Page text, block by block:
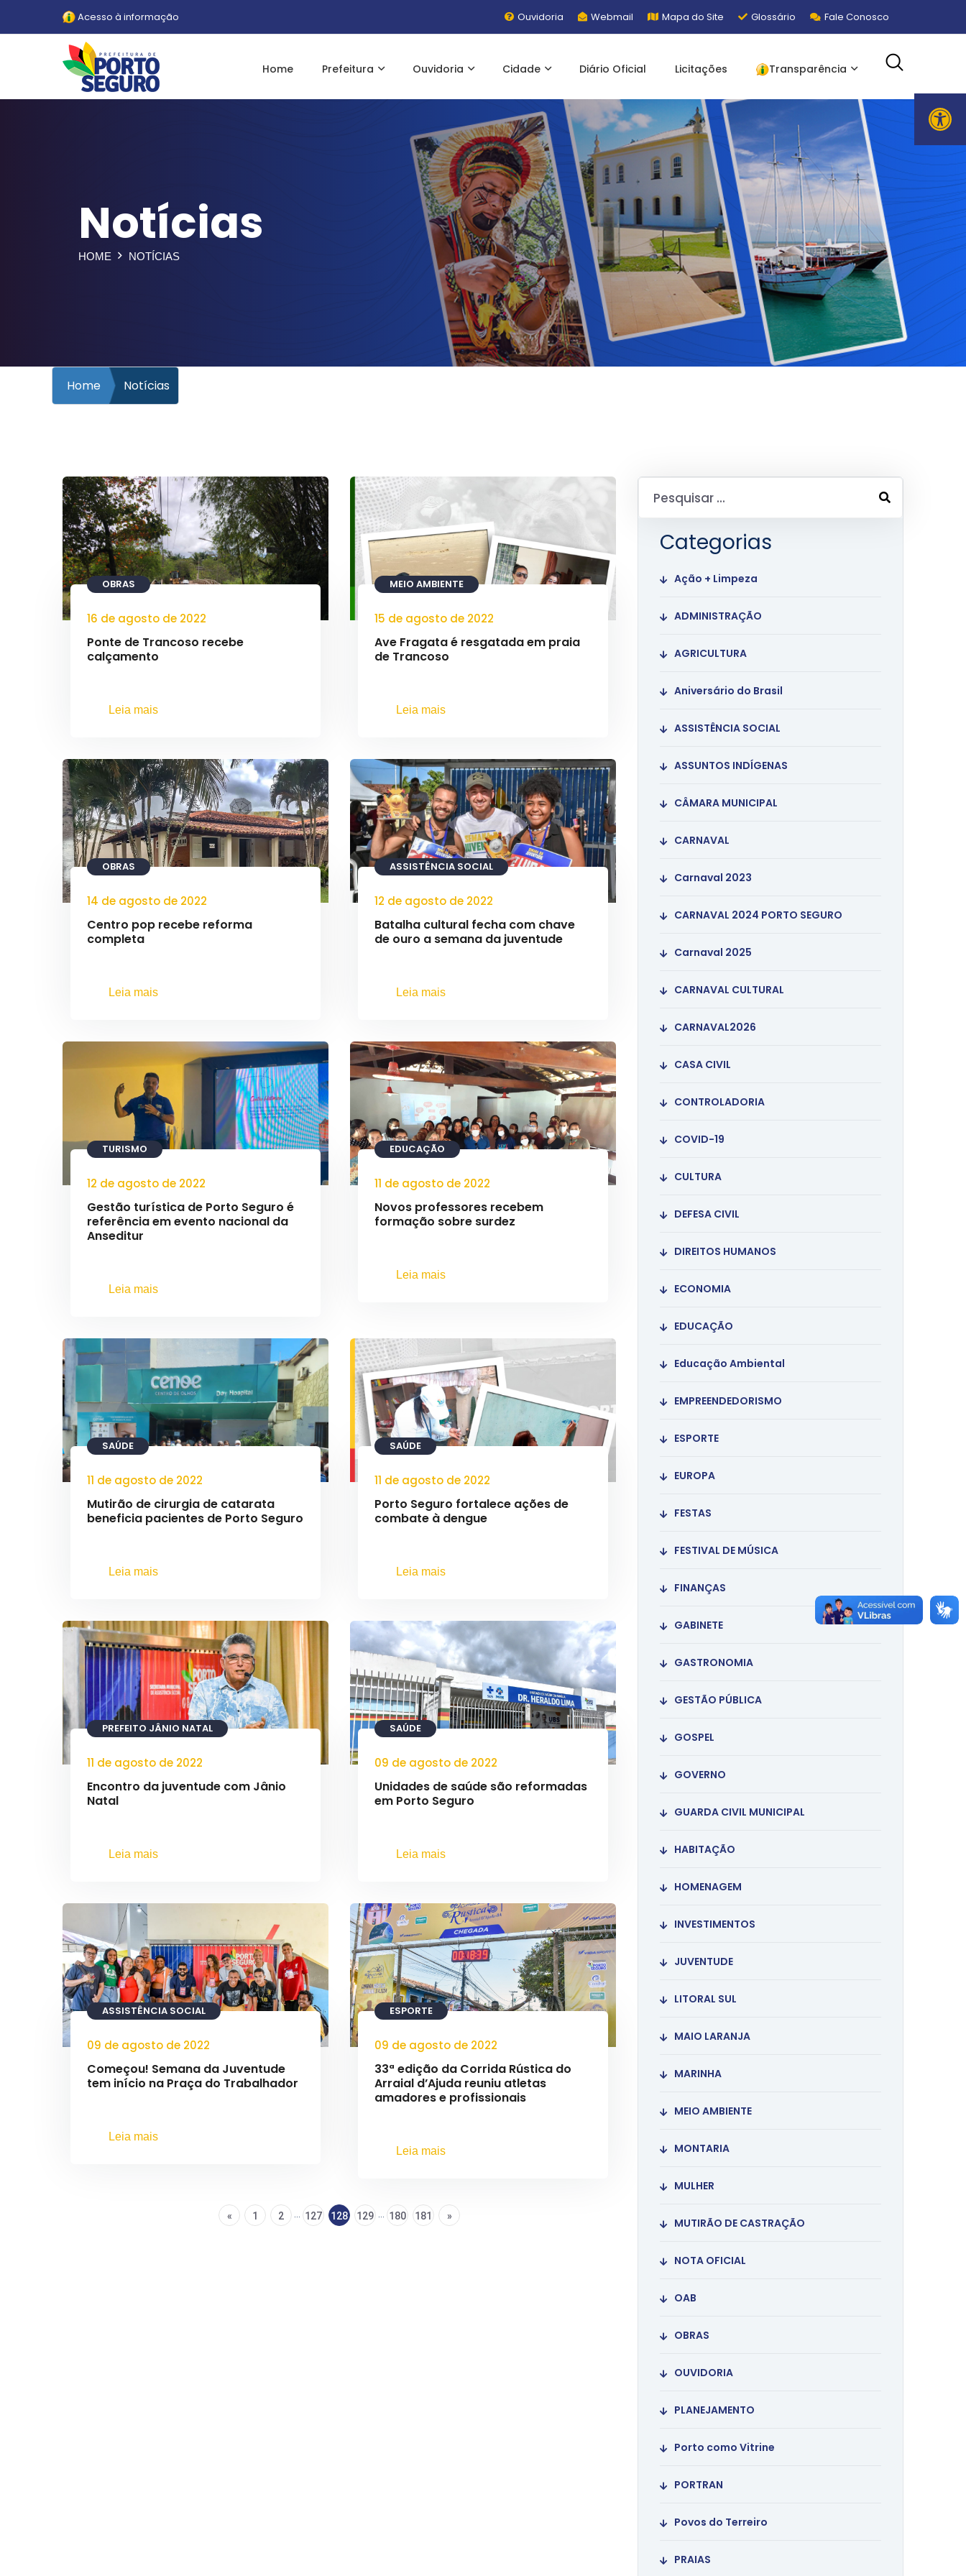
Acesso à informação Ouvidoria Webmail Mapa do Site Glossário Fale Conosco
Home Prefeitura Ouvidoria Cidade Diário Oficial Licitações Transparência
Notícias
HOME NOTÍCIAS
Home Notícias
OBRAS
16 de agosto de 2022
Ponte de Trancoso recebe
calçamento
Leia mais
MEIO AMBIENTE
15 de agosto de 2022
Ave Fragata é resgatada em praia
de Trancoso
Leia mais
OBRAS
14 de agosto de 2022
Centro pop recebe reforma
completa
Leia mais
ASSISTÊNCIA SOCIAL
12 de agosto de 2022
Batalha cultural fecha com chave
de ouro a semana da juventude
Leia mais
TURISMO
12 de agosto de 2022
Gestão turística de Porto Seguro é
referência em evento nacional da
Anseditur
Leia mais
EDUCAÇÃO
11 de agosto de 2022
Novos professores recebem
formação sobre surdez
Leia mais
SAÚDE
11 de agosto de 2022
Mutirão de cirurgia de catarata
beneficia pacientes de Porto Seguro
Leia mais
SAÚDE
11 de agosto de 2022
Porto Seguro fortalece ações de
combate à dengue
Leia mais
PREFEITO JÂNIO NATAL
11 de agosto de 2022
Encontro da juventude com Jânio
Natal
Leia mais
SAÚDE
09 de agosto de 2022
Unidades de saúde são reformadas
em Porto Seguro
Leia mais
ASSISTÊNCIA SOCIAL
09 de agosto de 2022
Começou! Semana da Juventude
tem início na Praça do Trabalhador
Leia mais
ESPORTE
09 de agosto de 2022
33ª edição da Corrida Rústica do
Arraial d’Ajuda reuniu atletas
amadores e profissionais
Leia mais
« 1 2 ... 127 128 129 ... 180 181 »
Categorias
Ação + Limpeza
ADMINISTRAÇÃO
AGRICULTURA
Aniversário do Brasil
ASSISTÊNCIA SOCIAL
ASSUNTOS INDÍGENAS
CÂMARA MUNICIPAL
CARNAVAL
Carnaval 2023
CARNAVAL 2024 PORTO SEGURO
Carnaval 2025
CARNAVAL CULTURAL
CARNAVAL2026
CASA CIVIL
CONTROLADORIA
COVID-19
CULTURA
DEFESA CIVIL
DIREITOS HUMANOS
ECONOMIA
EDUCAÇÃO
Educação Ambiental
EMPREENDEDORISMO
ESPORTE
EUROPA
FESTAS
FESTIVAL DE MÚSICA
FINANÇAS
GABINETE
GASTRONOMIA
GESTÃO PÚBLICA
GOSPEL
GOVERNO
GUARDA CIVIL MUNICIPAL
HABITAÇÃO
HOMENAGEM
INVESTIMENTOS
JUVENTUDE
LITORAL SUL
MAIO LARANJA
MARINHA
MEIO AMBIENTE
MONTARIA
MULHER
MUTIRÃO DE CASTRAÇÃO
NOTA OFICIAL
OAB
OBRAS
OUVIDORIA
PLANEJAMENTO
Porto como Vitrine
PORTRAN
Povos do Terreiro
PRAIAS